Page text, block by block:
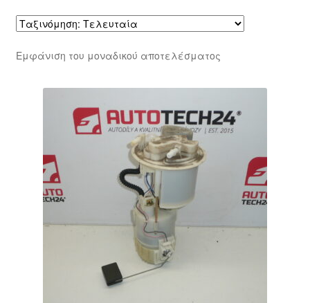
Εμφάνιση του μοναδικού αποτελέσματος